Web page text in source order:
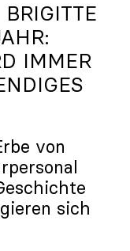
IMMER
von
sich